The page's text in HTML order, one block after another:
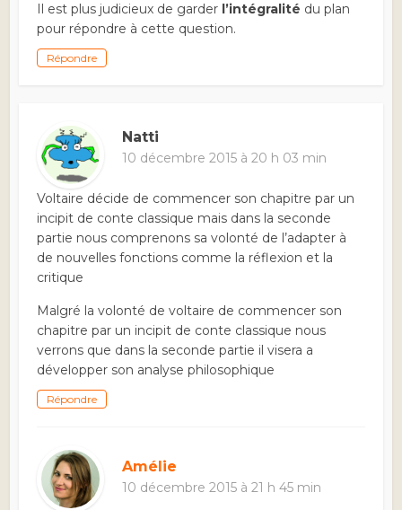
Il est plus judicieux de garder l’intégralité du plan
pour répondre à cette question.
Répondre
Natti
10 décembre 2015 à 20 h 03 min
Voltaire décide de commencer son chapitre par un
incipit de conte classique mais dans la seconde
partie nous comprenons sa volonté de l’adapter à
de nouvelles fonctions comme la réflexion et la
critique
Malgré la volonté de voltaire de commencer son
chapitre par un incipit de conte classique nous
verrons que dans la seconde partie il visera a
développer son analyse philosophique
Répondre
Amélie
10 décembre 2015 à 21 h 45 min